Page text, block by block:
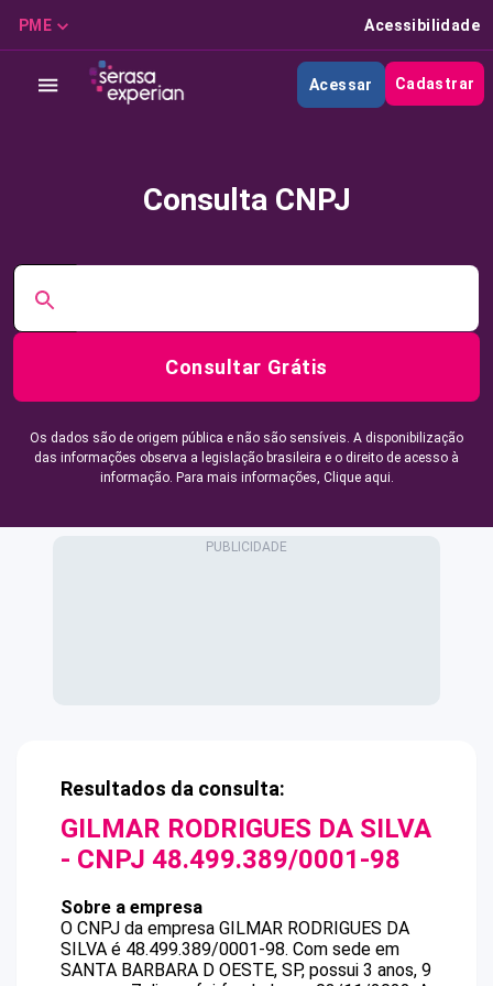
PME Acessibilidade
Acessar Cadastrar
Consulta CNPJ
Consultar Grátis
Os dados são de origem pública e não são sensíveis. A disponibilização
das informações observa a legislação brasileira e o direito de acesso à
informação. Para mais informações, Clique aqui.
Resultados da consulta:
GILMAR RODRIGUES DA SILVA
- CNPJ 48.499.389/0001-98
Sobre a empresa
O CNPJ da empresa GILMAR RODRIGUES DA
SILVA é 48.499.389/0001-98. Com sede em
SANTA BARBARA D OESTE, SP, possui 3 anos, 9